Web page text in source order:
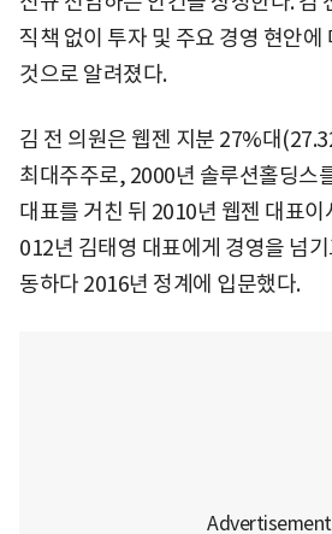
직책 없이 투자 및 주요 경영 현안에
것으로 알려졌다.
김 전 의원은 웹젠 지분 27%대
최대주주로, 2000년 솔루션홀딩스
대표를 거친 뒤 2010년 웹젠 대표
012년 김태영 대표에게 경영을 넘
동하다 2016년 정계에 입문했다.